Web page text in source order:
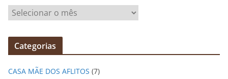
q
v
Categorias
CASA MÃE DOS AFLITOS (7)